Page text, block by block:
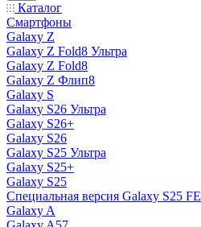
Каталог
Смартфоны
Galaxy Z
Galaxy Z Fold8 Ультра
Galaxy Z Fold8
Galaxy Z Флип8
Galaxy S
Galaxy S26 Ультра
Galaxy S26+
Galaxy S26
Galaxy S25 Ультра
Galaxy S25+
Galaxy S25
Специальная версия Galaxy S25 FE
Galaxy A